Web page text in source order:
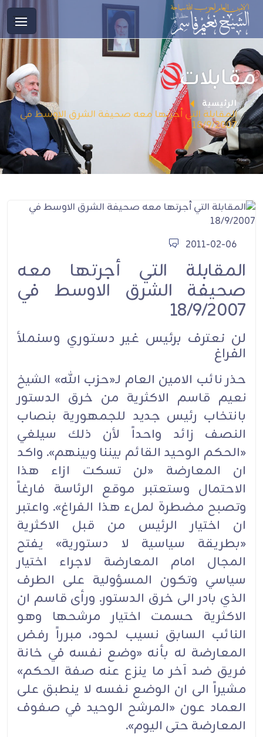
مقابلات
الرئيسية
المقابلة التي أجرتها معه صحيفة الشرق الاوسط في
18/9/2007
2011-02-06
المقابلة التي أجرتها معه
صحيفة الشرق الاوسط في
18/9/2007
لن نعترف برئيس غير دستوري وسنملأ
الفراغ
حذر نائب الامين العام لـ«حزب الله» الشيخ
نعيم قاسم الاكثرية من خرق الدستور
بانتخاب رئيس جديد للجمهورية بنصاب
النصف زائد واحداً لأن ذلك سيلغي
«الحكم الوحيد القائم بيننا وبينهم». واكد
ان المعارضة «لن تسكت ازاء هذا
الاحتمال وستعتبر موقع الرئاسة فارغاً
وتصبح مضطرة لملء هذا الفراغ». واعتبر
ان اختيار الرئيس من قبل الاكثرية
«بطريقة سياسية لا دستورية» يفتح
المجال امام المعارضة لاجراء اختيار
سياسي وتكون المسؤولية على الطرف
الذي بادر الى خرق الدستور. ورأى قاسم ان
الاكثرية حسمت اختيار مرشحها وهو
النائب السابق نسيب لحود، مبرراً رفض
المعارضة له بأنه «وضع نفسه في خانة
فريق ضد آخر ما ينزع عنه صفة الحكم»
مشيراً الى ان الوضع نفسه لا ينطبق على
العماد عون «المرشح الوحيد في صفوف
المعارضة حتى اليوم».